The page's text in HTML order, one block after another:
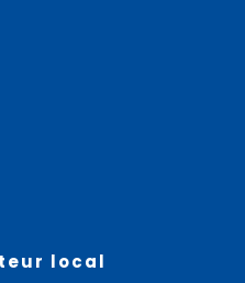
local